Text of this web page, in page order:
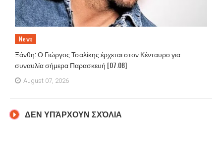
News
Ξάνθη: Ο Γιώργος Τσαλίκης έρχεται στον Κένταυρο για
συναυλία σήμερα Παρασκευή [07.08]
August 07, 2026
ΔΕΝ ΥΠΆΡΧΟΥΝ ΣΧΌΛΙΑ